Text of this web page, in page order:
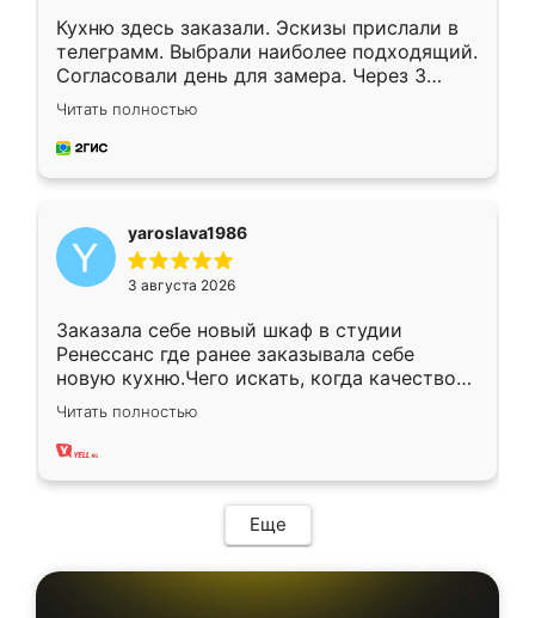
Кухню здесь заказали. Эскизы прислали в
телеграмм. Выбрали наиболее подходящий.
Согласовали день для замера. Через 3
недели кухня была уже готова. Остались
довольны работой. Спасибо Ренессанс
мебель за качественную работу!
Читать полностью
yaroslava1986
3 августа 2026
Заказала себе новый шкаф в студии
Ренессанс где ранее заказывала себе
новую кухню.Чего искать, когда качеством
вполне довольна. Служит кухня уже почти
два года, нареканий нет.
Читать полностью
Еще